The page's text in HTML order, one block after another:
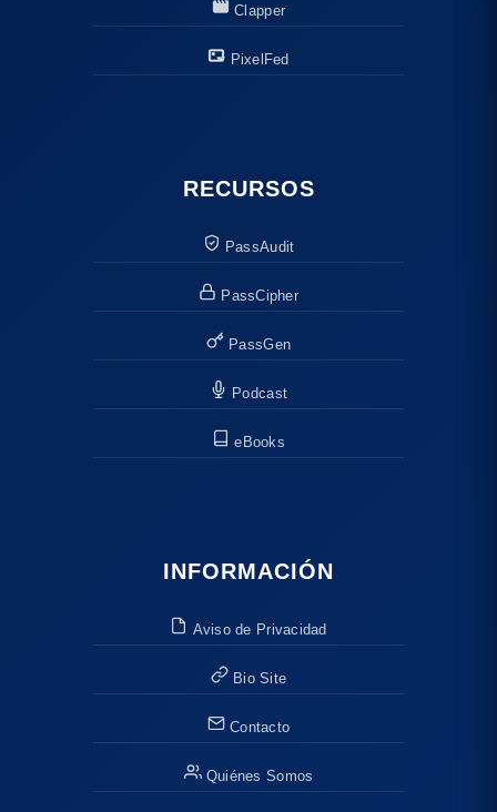
Clapper
PixelFed
RECURSOS
PassAudit
PassCipher
PassGen
Podcast
eBooks
INFORMACIÓN
Aviso de Privacidad
Bio Site
Contacto
Quiénes Somos